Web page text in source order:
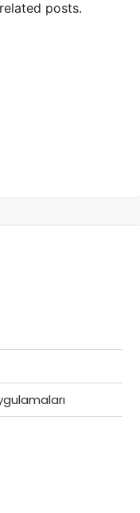
posts.